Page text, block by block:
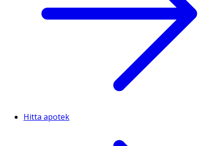
Hitta apotek